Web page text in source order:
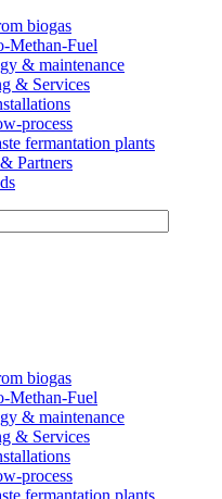
biogas
Methan-Fuel
& maintenance
& Services
process
fermantation plants
Partners
biogas
Methan-Fuel
& maintenance
& Services
process